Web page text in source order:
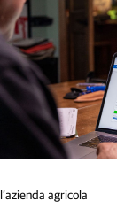
agricola